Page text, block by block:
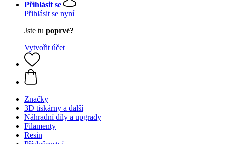
Přihlásit se
Přihlásit se nyní
Jste tu poprvé?
Vytvořit účet
Značky
3D tiskárny a další
Náhradní díly a upgrady
Filamenty
Resin